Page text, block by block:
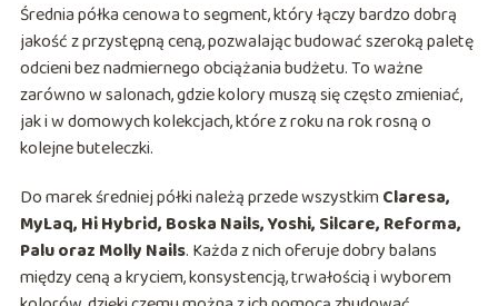
Średnia półka cenowa to segment, który łączy bardzo dobrą
jakość z przystępną ceną, pozwalając budować szeroką paletę
odcieni bez nadmiernego obciążania budżetu. To ważne
zarówno w salonach, gdzie kolory muszą się często zmieniać,
jak i w domowych kolekcjach, które z roku na rok rosną o
kolejne buteleczki.
Do marek średniej półki należą przede wszystkimClaresa,
MyLaq, Hi Hybrid, Boska Nails, Yoshi, Silcare, Reforma,
Palu oraz Molly Nails. Każda z nich oferuje dobry balans
między ceną a kryciem, konsystencją, trwałością i wyborem